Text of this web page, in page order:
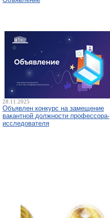
28.11.2025
Объявлен конкурс на замещение
вакантной должности профессора-
исследователя